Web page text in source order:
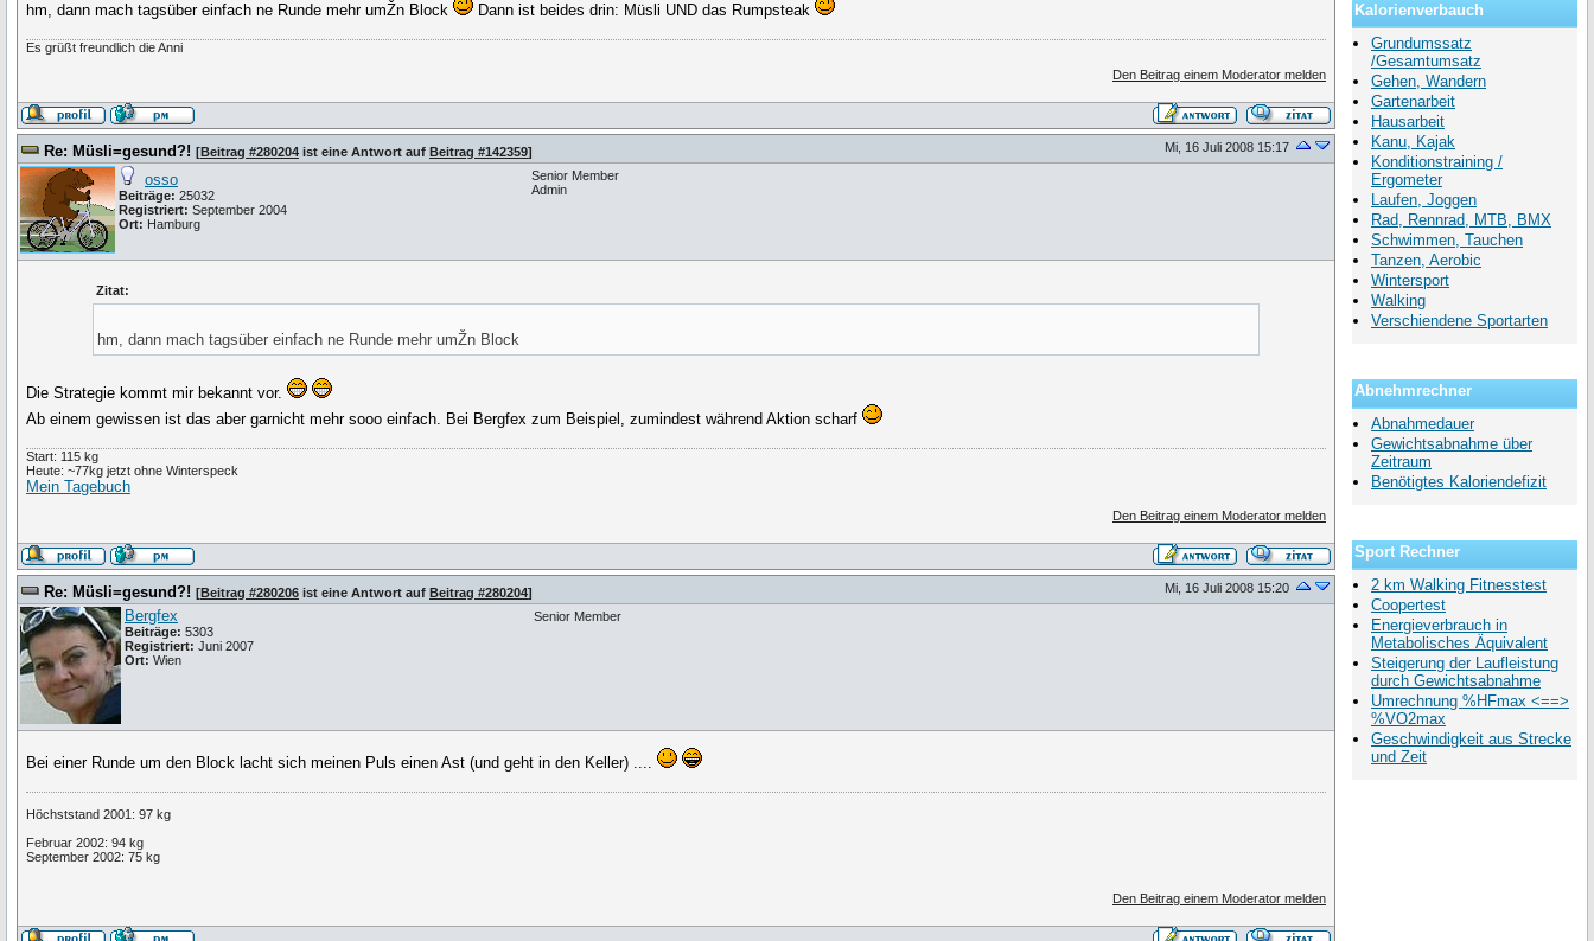
hm, dann mach tagsüber einfach ne Runde mehr umŽn Block Dann ist beides drin: Müsli UND das Rumpsteak
Es grüßt freundlich die Anni
Den Beitrag einem Moderator melden
Re: Müsli=gesund?! [Beitrag #280204 ist eine Antwort auf Beitrag #142359] Mi, 16 Juli 2008 15:17
osso
Beiträge: 25032
Registriert: September 2004
Ort: Hamburg
Senior Member
Admin
Zitat:
hm, dann mach tagsüber einfach ne Runde mehr umŽn Block
Die Strategie kommt mir bekannt vor.
Ab einem gewissen ist das aber garnicht mehr sooo einfach. Bei Bergfex zum Beispiel, zumindest während Aktion scharf
Start: 115 kg
Heute: ~77kg jetzt ohne Winterspeck
Mein Tagebuch
Den Beitrag einem Moderator melden
Re: Müsli=gesund?! [Beitrag #280206 ist eine Antwort auf Beitrag #280204] Mi, 16 Juli 2008 15:20
Bergfex
Beiträge: 5303
Registriert: Juni 2007
Ort: Wien
Senior Member
Bei einer Runde um den Block lacht sich meinen Puls einen Ast (und geht in den Keller) ....
Höchststand 2001: 97 kg
Februar 2002: 94 kg
September 2002: 75 kg
Den Beitrag einem Moderator melden
Kalorienverbauch
Grundumssatz
/Gesamtumsatz
Gehen, Wandern
Gartenarbeit
Hausarbeit
Kanu, Kajak
Konditionstraining /
Ergometer
Laufen, Joggen
Rad, Rennrad, MTB, BMX
Schwimmen, Tauchen
Tanzen, Aerobic
Wintersport
Walking
Verschiendene Sportarten
Abnehmrechner
Abnahmedauer
Gewichtsabnahme über
Zeitraum
Benötigtes Kaloriendefizit
Sport Rechner
2 km Walking Fitnesstest
Coopertest
Energieverbrauch in
Metabolisches Äquivalent
Steigerung der Laufleistung
durch Gewichtsabnahme
Umrechnung %HFmax <==>
%VO2max
Geschwindigkeit aus Strecke
und Zeit